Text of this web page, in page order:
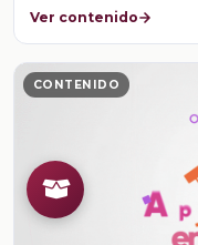
Ver contenido
CONTENIDO